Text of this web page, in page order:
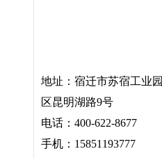
地址：宿迁市苏宿工业园
区昆明湖路9号
电话：400-622-8677
手机：15851193777